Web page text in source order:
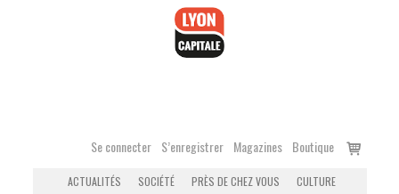
Se connecter S’enregistrer Magazines Boutique
Voir
ACTUALITÉS SOCIÉTÉ PRÈS DE CHEZ VOUS
CULTURE